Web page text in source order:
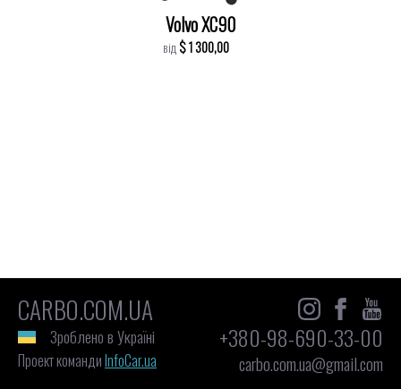
Volvo XC90
від $ 1 300,00
+380-98-690-33-00
carbo.com.ua@gmail.com
CARBO.COM.UA
Зроблено в Україні
Проект командиInfoCar.ua